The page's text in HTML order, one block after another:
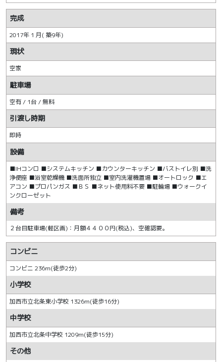
完成
2017年 1 月( 築9年)
現状
空家
駐車場
空有 / 1台 / 無料
引渡し時期
即時
設備
■IHコンロ ■システムキッチン ■カウンターキッチン ■バストイレ別 ■洗
浄便座 ■浴室乾燥機 ■洗面所独立 ■室内洗濯機置場 ■オートロック ■エ
アコン ■プロパンガス ■ＢＳ ■ネット使用料不要 ■駐輪場 ■ウォークイ
ンクローゼット
備考
２台目駐車場(軽区画)：月額４４００円(税込)、空確認要。
コンビニ
コンビニ 236m(徒歩2分)
小学校
加西市立北条東小学校 1326m(徒歩16分)
中学校
加西市立北条中学校 1209m(徒歩15分)
その他